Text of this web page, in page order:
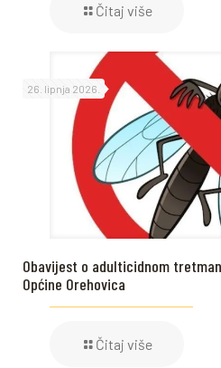
Čitaj više
26. lipnja 2026.
Obavijest o adulticidnom
Općine Orehovica
Čitaj više